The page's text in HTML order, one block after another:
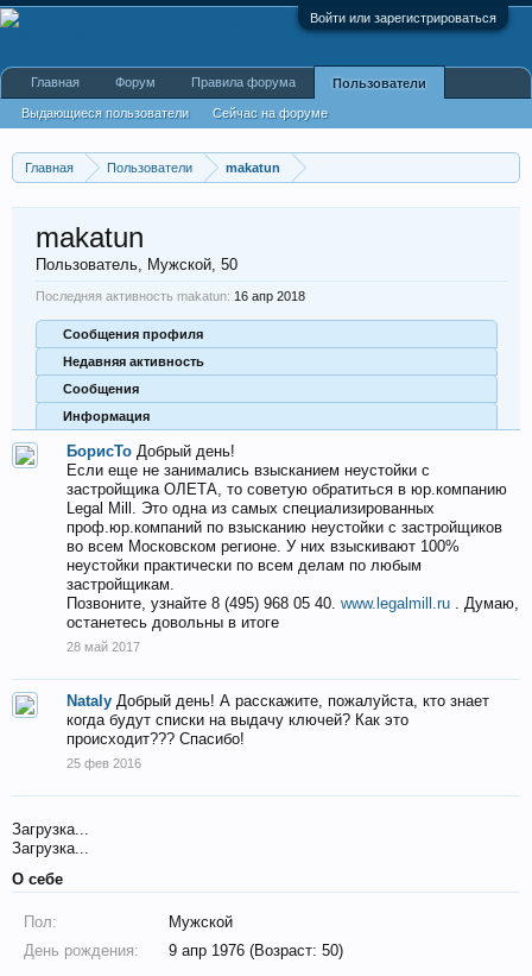
Войти или зарегистрироваться
Главная Пользователи makatun
makatun
Пользователь, Мужской, 50
Последняя активность makatun: 16 апр 2018
Сообщения профиля
Недавняя активность
Сообщения
Информация
БорисТо Добрый день!
Если еще не занимались взысканием неустойки с
застройщика ОЛЕТА, то советую обратиться в юр.компанию
Legal Mill. Это одна из самых специализированных
проф.юр.компаний по взысканию неустойки с застройщиков
во всем Московском регионе. У них взыскивают 100%
неустойки практически по всем делам по любым
застройщикам.
Позвоните, узнайте 8 (495) 968 05 40. www.legalmill.ru . Думаю,
останетесь довольны в итоге
28 май 2017
Nataly Добрый день! А расскажите, пожалуйста, кто знает
когда будут списки на выдачу ключей? Как это
происходит??? Спасибо!
25 фев 2016
Загрузка...
Загрузка...
О себе
Пол:
Мужской
День рождения:
9 апр 1976 (Возраст: 50)
Главная Форум Правила форума Пользователи
Выдающиеся пользователи Сейчас на форуме